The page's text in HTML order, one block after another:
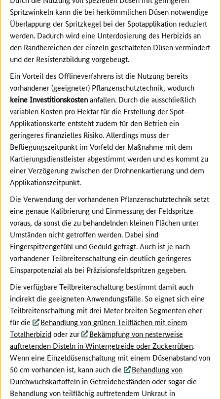
Spritzwinkeln kann die bei herkömmlichen Düsen notwendige
Überlappung der Spritzkegel bei der Spotapplikation reduziert
werden. Dadurch wird eine Unterdosierung des Herbizids an
den Randbereichen der einzeln geschalteten Düsen vermindert
und der Resistenzbildung vorgebeugt.
Ein Vorteil des Offlineverfahrens ist die Nutzung bereits
vorhandener (geeigneter) Pflanzenschutztechnik, wodurch
keine Investitionskostenanfallen. Durch die ausschließlich
variablen Kosten pro Hektar für die Erstellung der Spot-
Applikationskarte entsteht zudem für den Betrieb ein
geringeres finanzielles Risiko. Allerdings muss der
Befliegungszeitpunkt im Vorfeld der Maßnahme mit dem
Kartierungsdienstleister abgestimmt werden und es kommt zu
einer Verzögerung zwischen der Drohnenkartierung und dem
Applikationszeitpunkt.
Die Verwendung der vorhandenen Pflanzenschutztechnik setzt
eine genaue Kalibrierung und Einmessung der Feldspritze
voraus, da sonst die zu behandelnden kleinen Flächen unter
Umständen nicht getroffen werden. Dabei sind
Fingerspitzengefühl und Geduld gefragt. Auch ist je nach
vorhandener Teilbreitenschaltung ein deutlich geringeres
Einsparpotenzial als bei Präzisionsfeldspritzen gegeben.
Die verfügbare Teilbreitenschaltung bestimmt damit auch
indirekt die geeigneten Anwendungsfälle. So eignet sich eine
Teilbreitenschaltung mit drei Meter breiten Segmenten eher
für die
Behandlung von grünen Teilflächen mit einem
Totalherbizidoder zur
Bekämpfung von nesterweise
auftretenden Disteln in Wintergetreide oder Zuckerrüben.
Wenn eine Einzeldüsenschaltung mit einem Düsenabstand von
50 cm vorhanden ist, kann auch die
Behandlung von
Durchwuchskartoffeln in Getreidebeständenoder sogar die
Behandlung von teilflächig auftretendem Unkraut in